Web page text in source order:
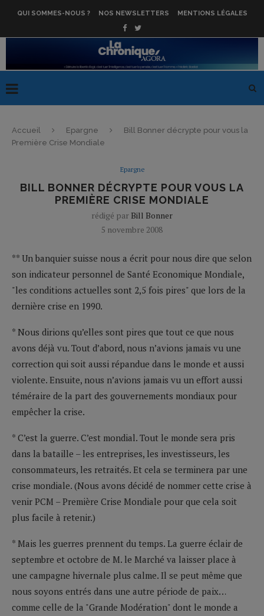
QUI SOMMES-NOUS ? NOS NEWSLETTERS MENTIONS LÉGALES
Accueil Epargne
Bill Bonner décrypte pour vous la
Première Crise Mondiale
Epargne
BILL BONNER DÉCRYPTE POUR VOUS LA
PREMIÈRE CRISE MONDIALE
rédigé par Bill Bonner
5 novembre 2008
** Un banquier suisse nous a écrit pour nous dire que selon
son indicateur personnel de Santé Economique Mondiale,
"les conditions actuelles sont 2,5 fois pires" que lors de la
dernière crise en 1990.
* Nous dirions qu’elles sont pires que tout ce que nous
avons déjà vu. Tout d’abord, nous n’avions jamais vu une
correction qui soit aussi répandue dans le monde et aussi
violente. Ensuite, nous n’avions jamais vu un effort aussi
téméraire de la part des gouvernements mondiaux pour
empêcher la crise.
* C’est la guerre. C’est mondial. Tout le monde sera pris
dans la bataille – les entreprises, les investisseurs, les
consommateurs, les retraités. Et cela se terminera par une
crise mondiale. (Nous avons décidé de nommer cette crise à
venir PCM – Première Crise Mondiale pour que cela soit
plus facile à retenir.)
* Mais les guerres prennent du temps. La guerre éclair de
septembre et octobre de M. le Marché va laisser place à
une campagne hivernale plus calme. Il se peut même que
nous soyons entrés dans une autre période de paix…
comme celle de la "Grande Modération" dont le monde a